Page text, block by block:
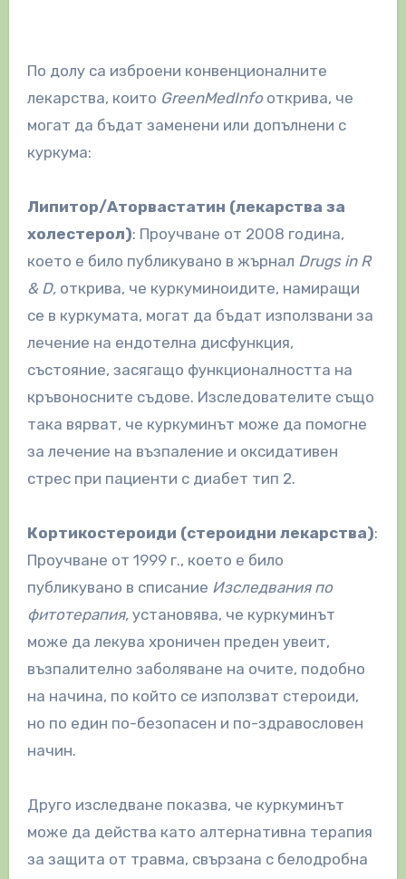
По долу са изброени конвенционалните
лекарства, които GreenMedInfoоткрива, че
могат да бъдат заменени или допълнени с
куркума:
Липитор/Аторвастатин (лекарства за
холестерол): Проучване от 2008 година,
което е било публикувано в жърнал Drugs in R
& D,открива, че куркуминоидите, намиращи
се в куркумата, могат да бъдат използвани за
лечение на ендотелна дисфункция,
състояние, засягащо функционалността на
кръвоносните съдове. Изследователите също
така вярват, че куркуминът може да помогне
за лечение на възпаление и оксидативен
стрес при пациенти с диабет тип 2.
Кортикостероиди (стероидни лекарства):
Проучване от 1999 г., което е било
публикувано в списание Изследвания по
фитотерапия,установява, че куркуминът
може да лекува хроничен преден увеит,
възпалително заболяване на очите, подобно
на начина, по който се използват стероиди,
но по един по-безопасен и по-здравословен
начин.
Друго изследване показва, че куркуминът
може да действа като алтернативна терапия
за защита от травма, свързана с белодробна